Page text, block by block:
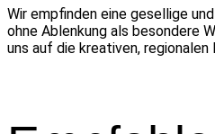
Wir empfinden eine gesellige
ohne Ablenkung als besondere
uns auf die kreativen,